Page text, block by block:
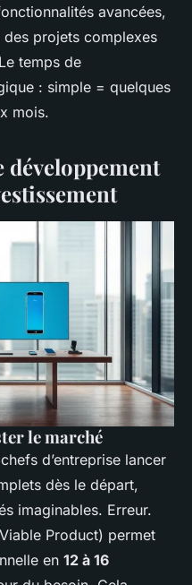
avancées,
des projets complexes
temps de
: simple = quelques
mois.
développement
le marché
d’entreprise lancer
dès le départ,
imaginables. Erreur.
Product) permet
en 12 à 16